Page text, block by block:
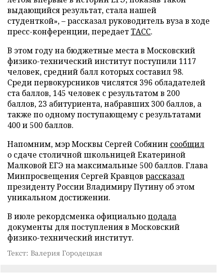
выдающийся результат, стала нашей
студенткой», – рассказал руководитель вуза в ходе
пресс-конференции, передаетТАСС.
В этом году на бюджетные места в Московский
физико-технический институт поступили 1117
человек, средний балл которых составил 98.
Среди первокурсников числятся 396 обладателей
ста баллов, 145 человек с результатом в 200
баллов, 23 абитуриента, набравших 300 баллов, а
также по одному поступающему с результатами
400 и 500 баллов.
Напомним, мэр Москвы Сергей Собянин сообщил
о сдаче столичной школьницей Екатериной
Малковой ЕГЭ на максимальные 500 баллов. Глава
Минпросвещения Сергей Кравцов рассказал
президенту России Владимиру Путину об этом
уникальном достижении.
В июле рекордсменка официальноподала
документы для поступления в Московский
физико-технический институт.
Текст: Валерия Городецкая